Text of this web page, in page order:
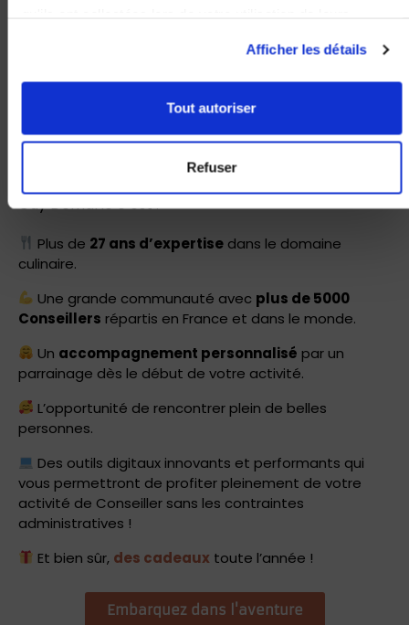
Afficher les détails
Tout autoriser
Refuser
Guy Demarle c’est :
Plus de 27 ans d’expertise dans le domaine
culinaire.
Une grande communauté avec plus de 5000
Conseillers répartis en France et dans le monde.
Un accompagnement personnalisé par un
parrainage dès le début de votre activité.
L’opportunité de rencontrer plein de belles
personnes.
Des outils digitaux innovants et performants qui
vous permettront de profiter pleinement de votre
activité de Conseiller sans les contraintes
administratives !
Et bien sûr, des cadeaux toute l’année !
Embarquez dans l'aventure